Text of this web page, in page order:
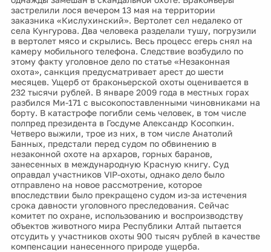
застрелили лося вечером 13 мая на территории
заказника «Кислухинский». Вертолет сел недалеко от
села Кунгурова. Два человека разделали тушу, погрузили
в вертолет мясо и скрылись. Весь процесс егерь снял на
камеру мобильного телефона. Следствие возбудило по
этому факту уголовное дело по статье «Незаконная
охота», санкция предусматривает арест до шести
месяцев. Ущерб от браконьерской охоты оценивается в
232 тысячи рублей. В январе 2009 года в местных горах
разбился Ми-171 с высокопоставленными чиновниками на
борту. В катастрофе погибли семь человек, в том числе
полпред президента в Госдуме Александр Косопкин.
Четверо выжили, трое из них, в том числе Анатолий
Банных, предстали перед судом по обвинению в
незаконной охоте на архаров, горных баранов,
занесенных в международную Красную книгу. Суд
оправдал участников VIP-охоты, однако дело было
отправлено на новое рассмотрение, которое
впоследствии было прекращено судом из-за истечения
срока давности уголовного преследования. Сейчас
комитет по охране, использованию и воспроизводству
объектов животного мира Республики Алтай пытается
отсудить у участников охоты 900 тысяч рублей в качестве
компенсации нанесенного природе ущерба.